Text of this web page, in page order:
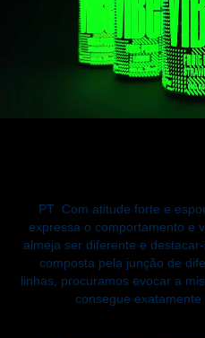
PT Com atitude forte e
expressa o comportamento e
almeja ser diferente e
composta pela junção de
linhas, procuramos evocar a
consegue exatamente